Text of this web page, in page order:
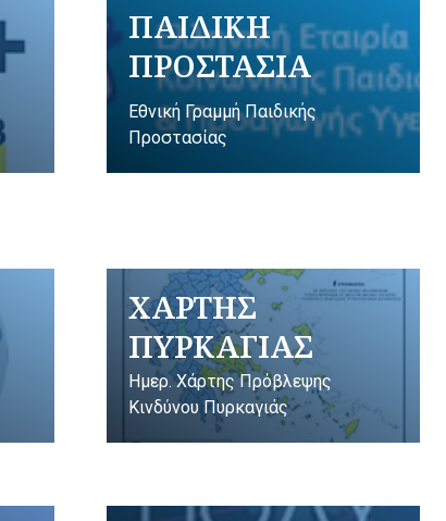
ΠΑΙΔΙΚΗ
ΠΡΟΣΤΑΣΙΑ
Εθνική Γραμμή Παιδικής
Προστασίας
ΧΑΡΤΗΣ
ΠΥΡΚΑΓΙΑΣ
Ημερ. Χάρτης Πρόβλεψης
Κινδύνου Πυρκαγιάς